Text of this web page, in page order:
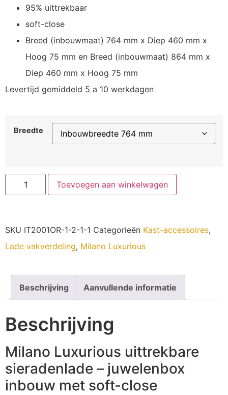
95% uittrekbaar
soft-close
Breed (inbouwmaat) 764 mm x Diep 460 mm x
Hoog 75 mm en Breed (inbouwmaat) 864 mm x
Diep 460 mm x Hoog 75 mm
Levertijd gemiddeld 5 a 10 werkdagen
Breedte
Toevoegen aan winkelwagen
SKU IT2001OR-1-2-1-1 Categorieën Kast-accessoires,
Lade vakverdeling, Milano Luxurious
Beschrijving Aanvullende informatie
Beschrijving
Milano Luxurious uittrekbare
sieradenlade – juwelenbox
inbouw met soft-close